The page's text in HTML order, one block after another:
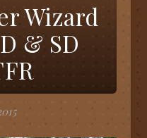
Wizard
& SD